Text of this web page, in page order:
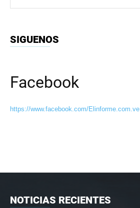
SIGUENOS
Facebook
https://www.facebook.com/Elinforme.com.ve
NOTICIAS RECIENTES